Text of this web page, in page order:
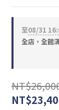
至08/31
全店，全館